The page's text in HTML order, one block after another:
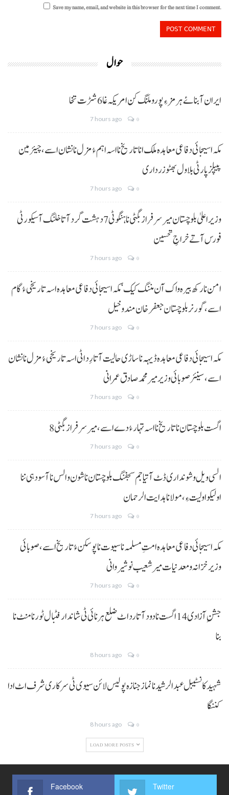
Save my name, email, and website in this browser for the next time I comment.
حوال
ایران آبنائے ہرمز ءِ پورو ملنگ کن امریکہ غا 6 شڑت تخا
7 hours ago 0
مکہ اسیجائی دفاعی معاہدہ ملک انا تاریخ نا اسہ اہم ءُ مزل نا نشان اسے، چیئرمین
پیپلز پارٹی بلاول بھٹو زرداری
7 hours ago 0
وزیراعلیٰ بلوچستان میر سرفراز بگٹی نا ہنگو ٹی 7 دہشت گرد آتا خلنگ آ سیکورٹی
فورس آتے خراجِ تحسین
7 hours ago 0
امن نا رکھ بیرہ واک آن مننگ کیک‘ مکہ اسیجائی دفاعی معاہدہ اسہ تاریخی ءُ گام
اسے،گورنر بلوچستان جعفر خان مندوخیل
7 hours ago 0
مکہ اسیجائی دفاعی معاہدہ ڈیہہ نا ساڑی حالیت آتا رِد اٹی اسہ تاریخی ءُ مزل نا نشان
اسے،سینئر صوبائی وزیر میر محمد صادق عمرانی
7 hours ago 0
8 اگست بلوچستان نا تاریخ نا اسہ تہار ءُ دے اسے، میرسرفراز بگٹی
7 hours ago 0
السی ویل و شونداری ڈٹ آتیا جم سجفنگ بلوچستان نا شون و الس نا آسودہی ننا
اولیکو اولیت ءِ،مولانا ہدایت الرحمان
7 hours ago 0
مکہ اسیجائی دفاعی معاہدہ امتِ مسلمہ نا سیوت نا پوسکن ءُ تاریخ اسے، صوبائی
وزیر خزانہ و معدنیات میر شعیب نوشیروانی
7 hours ago 0
جشنِ آزادی 14 اگست نا دود آتا رد اٹ ضلع ہرنائی ٹی شاندار فٹبال ٹورنامنٹ نا
بنا
8 hours ago 0
شہید کانسٹیبل عبدالرشید نا نماز جنازہ پولیس لائن سیوی ٹی سرکاری شرف اٹ ادا
کننگا
8 hours ago 0
LOAD MORE POSTS
Facebook Twitter